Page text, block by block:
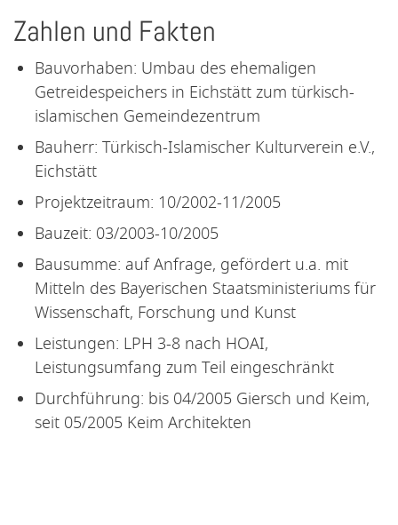
Zahlen und Fakten
Bauvorhaben: Umbau des ehemaligen
Getreidespeichers in Eichstätt zum türkisch-
islamischen Gemeindezentrum
Bauherr: Türkisch-Islamischer Kulturverein e.V.,
Eichstätt
Projektzeitraum: 10/2002-11/2005
Bauzeit: 03/2003-10/2005
Bausumme: auf Anfrage, gefördert u.a. mit
Mitteln des Bayerischen Staatsministeriums für
Wissenschaft, Forschung und Kunst
Leistungen: LPH 3-8 nach HOAI,
Leistungsumfang zum Teil eingeschränkt
Durchführung: bis 04/2005 Giersch und Keim,
seit 05/2005 Keim Architekten